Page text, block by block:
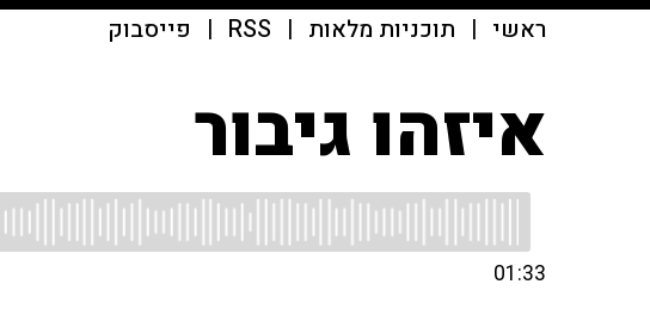
ראשי | תוכניות מלאות |
RSS
| פייסבוק
איזהו גיבור
01:33